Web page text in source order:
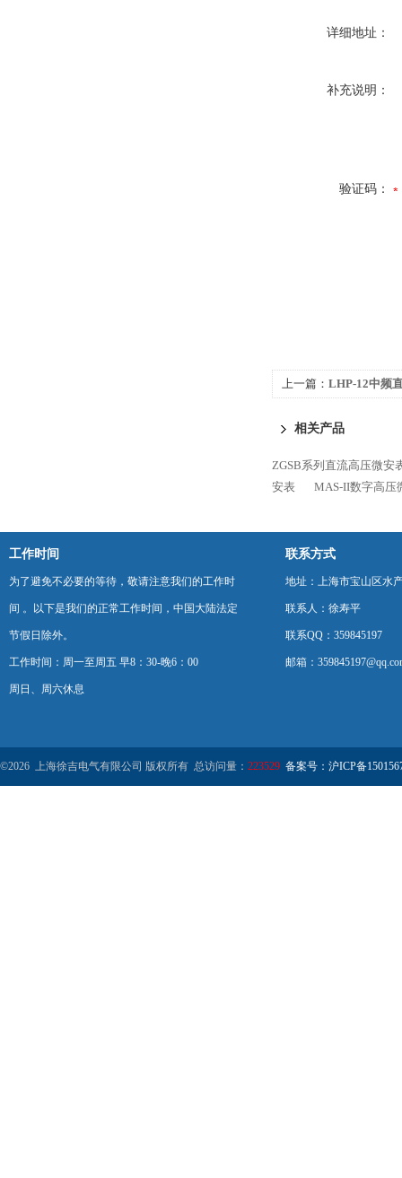
详细地址：
补充说明：
验证码：
上一篇： LHP-12中频
相关产品
ZGSB系列直流高压微安
安表
MAS-II数字高压
工作时间
为了避免不必要的等待，敬请注意我们的工作时
间 。以下是我们的正常工作时间，中国大陆法定
节假日除外。
工作时间：周一至周五 早8：30-晚6：00
周日、周六休息
联系方式
地址：上海市宝山区水
联系人：徐寿平
联系QQ：359845197
邮箱：
©2026 上海徐吉电气有限公司 版权所有 总访问量： 223529 备案号：沪ICP备